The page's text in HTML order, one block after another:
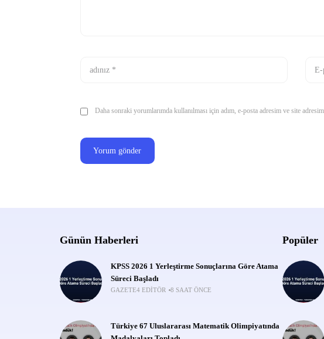
Daha sonraki yorumlarımda kullanılması için adım, e-posta adresim ve site
Günün Haberleri
KPSS 2026 1 Yerleştirme Sonuçlarına Göre Atama
Süreci Başladı
GAZETE4 EDITÖR 8 SAAT ÖNCE
Türkiye 67 Uluslararası Matematik Olimpiyatında
Popüler